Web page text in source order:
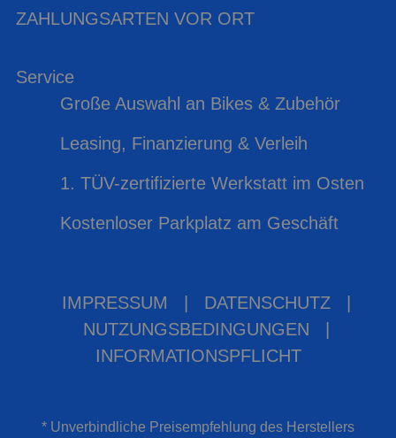
ZAHLUNGSARTEN VOR ORT
Service
Große Auswahl an Bikes & Zubehör
Leasing, Finanzierung & Verleih
1. TÜV-zertifizierte Werkstatt im Osten
Kostenloser Parkplatz am Geschäft
IMPRESSUM DATENSCHUTZ
NUTZUNGSBEDINGUNGEN
INFORMATIONSPFLICHT
* Unverbindliche Preisempfehlung des Herstellers